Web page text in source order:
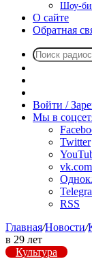
Шоу-
О сайте
Обратная
радио
Войти /
Мы в
Twitter
vk.com
RSS
Главная/Новости/
в 29 лет
Культура